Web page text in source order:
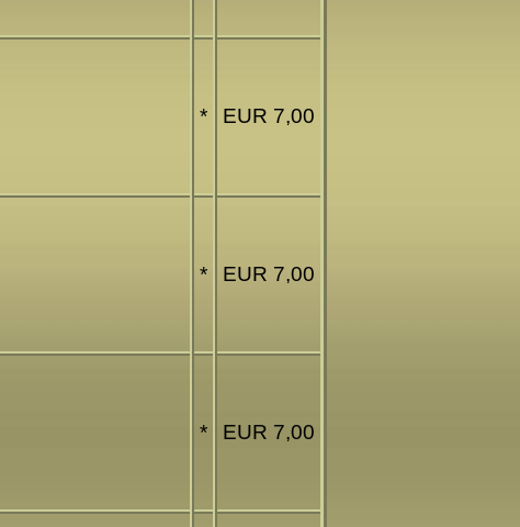
* EUR 7,00
* EUR 7,00
* EUR 7,00